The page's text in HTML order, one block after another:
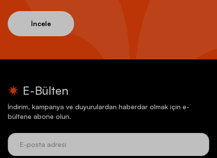
İncele
E-Bülten
İndirim, kampanya ve duyurulardan haberdar olmak için e-
bültene abone olun.